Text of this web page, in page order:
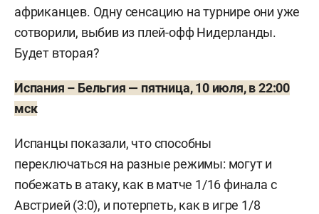
африканцев. Одну сенсацию на турнире они уже
сотворили, выбив из плей-офф Нидерланды.
Будет вторая?
Испания – Бельгия — пятница, 10 июля, в 22:00
мск
Испанцы показали, что способны
переключаться на разные режимы: могут и
побежать в атаку, как в матче 1/16 финала с
Австрией (3:0), и потерпеть, как в игре 1/8